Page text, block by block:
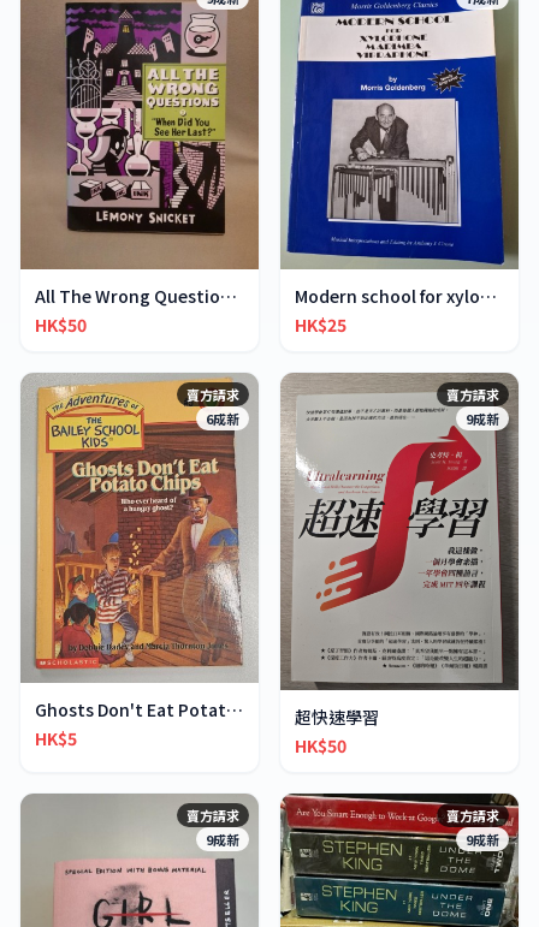
All The Wrong Questions 2: "When Did You See Her L
HK$50
Modern school for xylophone marimba vibraphone
HK$25
賣方請求
6成新
Ghosts Don't Eat Potato Chips
HK$5
賣方請求
9成新
超快速學習
HK$50
賣方請求
9成新
賣方請求
9成新